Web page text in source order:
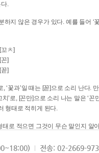
.
지 않은 경우가 있다. 예를 들어 ‘
[꼬ㅊ]
[꼰]
[꼳]
, ‘꽃과’일 때는 [꼳]으로 소리 난다.
소리 나는 말
형태로 적히게 된다.
로 적으면 그것이 무슨 말인지 알
전송: 02-2669-